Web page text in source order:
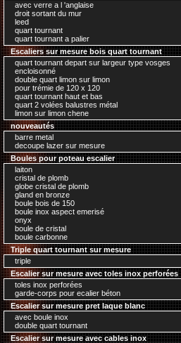
avec verre a l 'anglaise
droit sortant du mur
leed
quart tournant
quart tournant a palier
Escaliers sur mesure bois quart tournant
quart tournant depart sur largeur type vosges
encloisonné
double quart limon sur limon
pour trémie de 120 x 120
quart tournant haut et bas
quart 2 volées balustres métal
limon sur limon chene
nouveautés
barre metal
decoupe lazer sur mesure
Boules pour poteau escalier
laiton
cristal de plomb
globe cristal de plomb
gland en bronze
boule bois de 150
boule inox aspect emerisé
onyx
boule de cristal
boule carbonne
Triple quart tournant sur mesure
triple
Escalier sur mesure avec toles inox perforées
toles inox perforées
garde-corps pour ecalier béton
Escalier sur mesure pret laque blanc
avec boule inox
double quart tournant
Escalier sur mesure avec cables inox